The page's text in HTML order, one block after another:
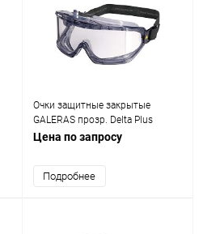
Очки защитные закрытые
GALERAS прозр. Delta Plus
GALERVI
Цена по запросу
Подробнее